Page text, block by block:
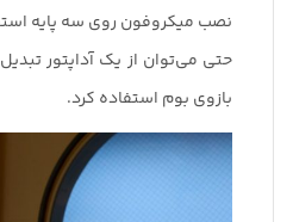
نصب میکروفون روی سه پایه
حتی می‌توان از یک آداپتور
بازوی بوم استفاده کرد.